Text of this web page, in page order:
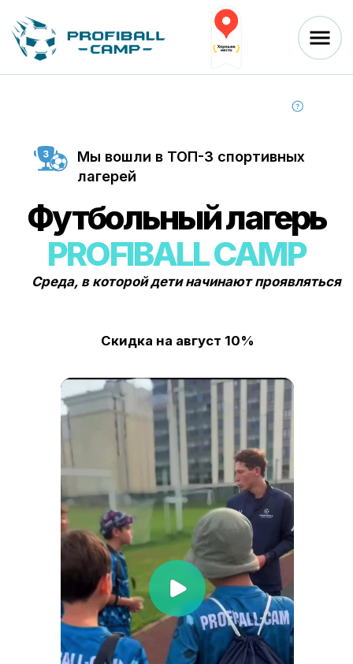
Футбольный лагерь
PROFIBALL CAMP
Скидка на август 10%
Оставить заявку